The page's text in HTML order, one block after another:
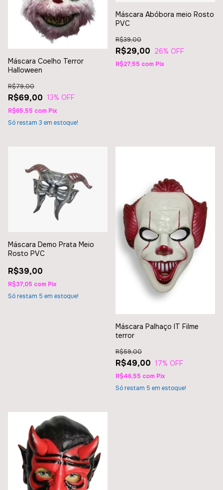
Máscara Coelho Terror
Halloween
R$69,00
R$79,00
13% OFF
R$65,55 com Pix
Só restam 3 em estoque!
Máscara Abóbora meio Rosto
PVC
R$29,00
R$39,00
26% OFF
R$27,55 com Pix
Máscara Demo Prata Meio
Rosto PVC
R$39,00
R$37,05 com Pix
Só restam 5 em estoque!
Máscara Palhaço IT Filme
terror
R$49,00
R$59,00
17% OFF
R$46,55 com Pix
Só restam 5 em estoque!